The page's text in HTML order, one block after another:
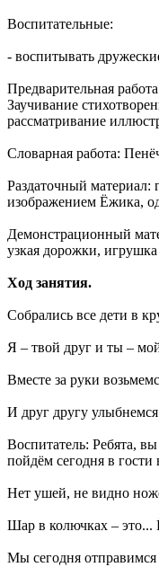
Воспитательные:
- воспитывать
Предварительная
Заучивание
рассматривание
Словарная работа:
Раздаточный материал:
изображением Ёжика,
Демонстрационный
узкая дорожки,
Ход занятия.
Собрались все дети в
Я – твой друг и ты –
Вместе за руки
И друг другу
Воспитатель: Ребята,
пойдём сегодня в гости
Нет ушей, не видно
Шар в колючках –
Мы сегодня